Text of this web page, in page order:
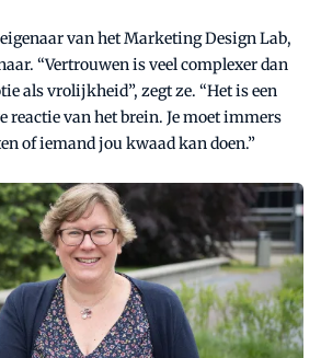
van het Marketing Design Lab,
“Vertrouwen is veel complexer dan
als vrolijkheid”, zegt ze. “Het is een
van het brein. Je moet immers
of iemand jou kwaad kan doen.”